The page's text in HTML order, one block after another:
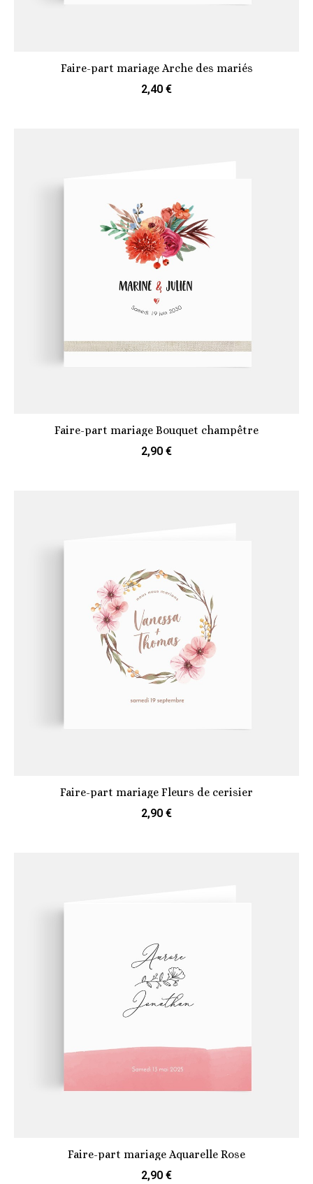
Faire-part mariage Arche des mariés
2,40 €
Faire-part mariage Bouquet champêtre
2,90 €
Faire-part mariage Fleurs de cerisier
2,90 €
Faire-part mariage Aquarelle Rose
2,90 €